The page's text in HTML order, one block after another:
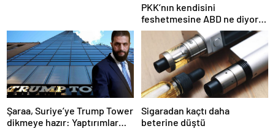
PKK’nın kendisini
feshetmesine ABD ne diyor?
İlk açıklama
Şaraa, Suriye’ye Trump Tower
dikmeye hazır: Yaptırımlar
Sigaradan kaçtı daha
beterine düştü